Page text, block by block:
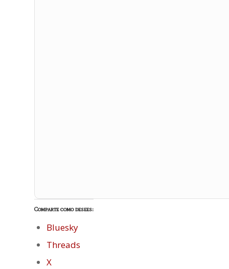
Comparte como desees:
Bluesky
Threads
X